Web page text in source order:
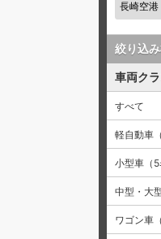
絞り込
車両ク
すべて
軽自動車
小型車（5
中型・大
ワゴン車